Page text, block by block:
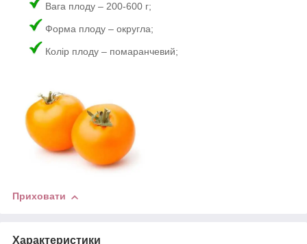
Вага плоду – 200-600 г;
Форма плоду – округла;
Колір плоду – помаранчевий;
Приховати
Характеристики